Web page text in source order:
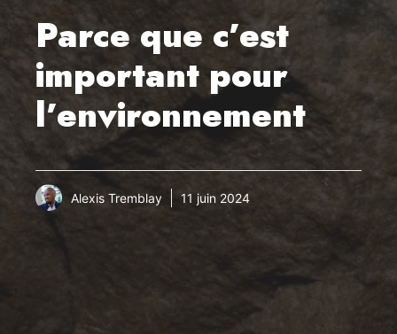
Parce que c’est
important pour
l’environnement
Alexis Tremblay 11 juin 2024